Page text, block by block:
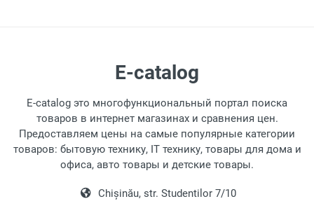
обсудим, стоит ли выбирать самые дешевые
Типы Пылесосов
Для удовлетворения различных потребностей
в уборке существуют несколько типов
условий и задач. Вот основные типы:
E-catalog
E-catalog это многофункциональный портал поиска
товаров в интернет магазинах и сравнения цен.
Предоставляем цены на самые популярные категории
товаров: бытовую технику, IT технику, товары для дома и
офиса, авто товары и детские товары.
Chișinău, str. Studentilor 7/10